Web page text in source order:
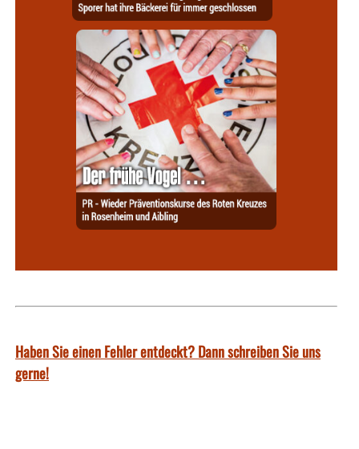
Haben Sie einen Fehler entdeckt? Dann schreiben Sie uns
gerne!